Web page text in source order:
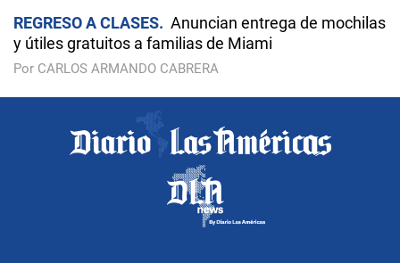
REGRESO A CLASES
Anuncian entrega de mochilas
y útiles gratuitos a familias de Miami
Por CARLOS ARMANDO CABRERA